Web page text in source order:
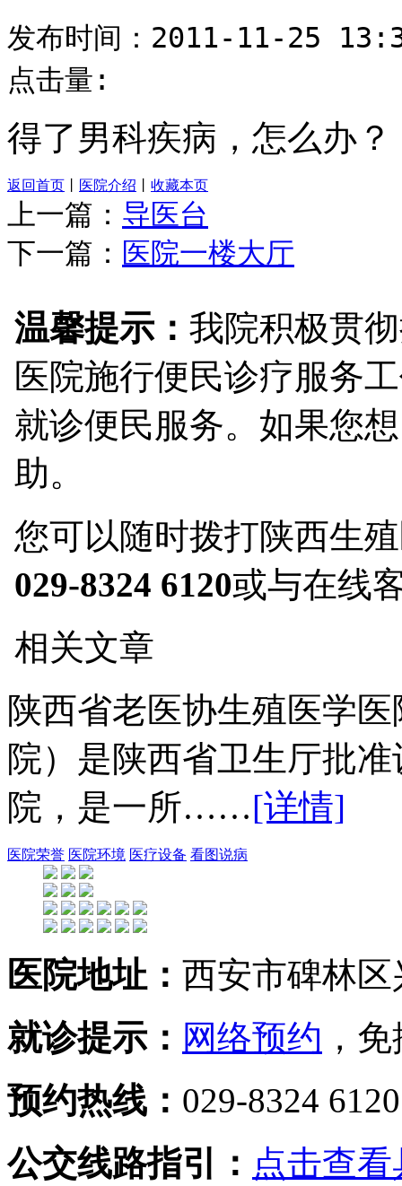
发布时间：2011-11-25
点击量:
得了男科疾病，怎么办？
返回首页 医院介绍 收藏本页
上一篇： 导医台
下一篇： 医院一楼大厅
温馨提示： 我院积极贯
医院施行便民诊疗服务
就诊便民服务。如果您
助。
您可以随时拨打陕西生
029-8324 6120或与在线
相关文章
陕西省老医协生殖医学
院）是陕西省卫生厅批
院，是一所……[详情]
医院荣誉 医院环境 医疗设备 看图说病
医院地址： 西安市碑林区
就诊提示： 网络预约 ，
预约热线： 029-8324
公交线路指引： 点击查